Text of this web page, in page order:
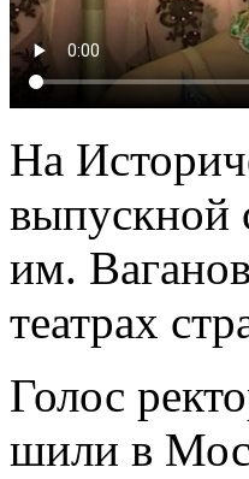
На
выпускной
им.
театрах
Голос
шили в